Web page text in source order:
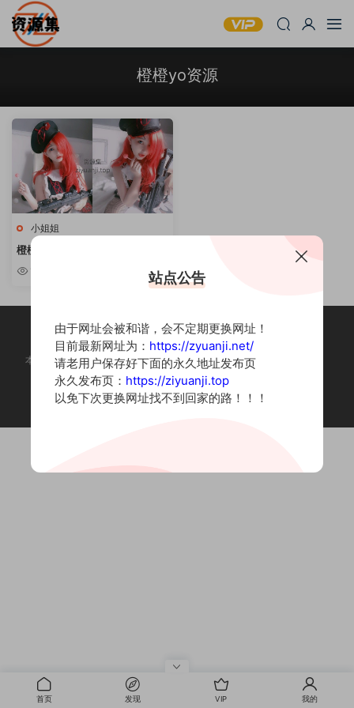
橙橙yo资源
小姐姐
橙橙yo – 写真套图合集 [持续更
新]
本站为摄影写真图片网站，内容来自网络收集整理，仅作个人学习使用。
如有违法内容请联系删除
Copyright © 2022 资源集
首页 发现 VIP 我的
站点公告
由于网址会被和谐，会不定期更换网址！
目前最新网址为： https://zyuanji.net/
请老用户保存好下面的永久地址发布页
永久发布页： https://ziyuanji.top
以免下次更换网址找不到回家的路！！！